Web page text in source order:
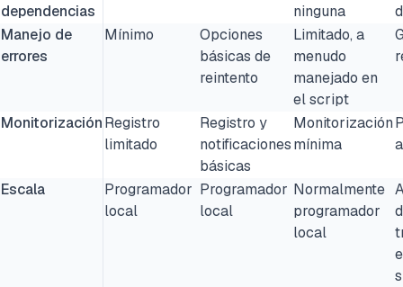
dependencias
ninguna
Manejo de
errores
Mínimo
Opciones
básicas de
reintento
Limitado, a
menudo
manejado en
el script
MonitorizaciónRegistro
limitado
Registro y
notificaciones
básicas
Monitorización
mínima
Escala
Programador
local
Programador
local
Normalmente
programador
local